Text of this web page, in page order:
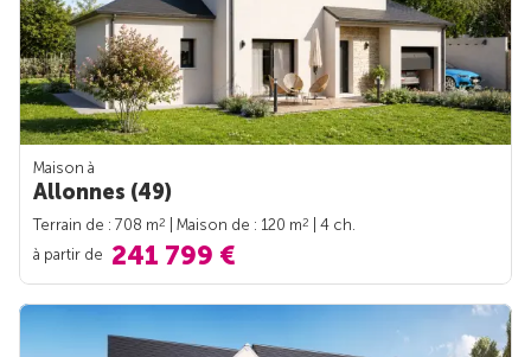
Maison à
Allonnes (49)
Terrain de : 708 m2 | Maison de : 120 m2
| 4 ch.
à partir de 241 799 €